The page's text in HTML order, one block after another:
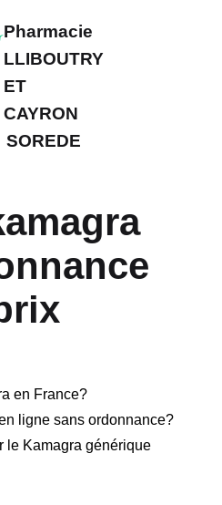
Pharmacie
LLIBOUTRY
ET
CAYRON
SOREDE
en France?
ligne sans ordonnance?
le Kamagra générique